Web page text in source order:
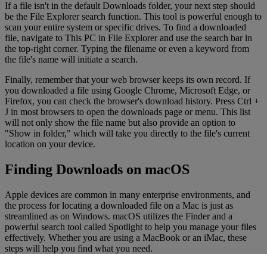
If a file isn't in the default Downloads folder, your next step should
be the File Explorer search function. This tool is powerful enough to
scan your entire system or specific drives. To find a downloaded
file, navigate to This PC in File Explorer and use the search bar in
the top-right corner. Typing the filename or even a keyword from
the file's name will initiate a search.
Finally, remember that your web browser keeps its own record. If
you downloaded a file using Google Chrome, Microsoft Edge, or
Firefox, you can check the browser's download history. Press Ctrl +
J in most browsers to open the downloads page or menu. This list
will not only show the file name but also provide an option to
"Show in folder," which will take you directly to the file's current
location on your device.
Finding Downloads on macOS
Apple devices are common in many enterprise environments, and
the process for locating a downloaded file on a Mac is just as
streamlined as on Windows. macOS utilizes the Finder and a
powerful search tool called Spotlight to help you manage your files
effectively. Whether you are using a MacBook or an iMac, these
steps will help you find what you need.